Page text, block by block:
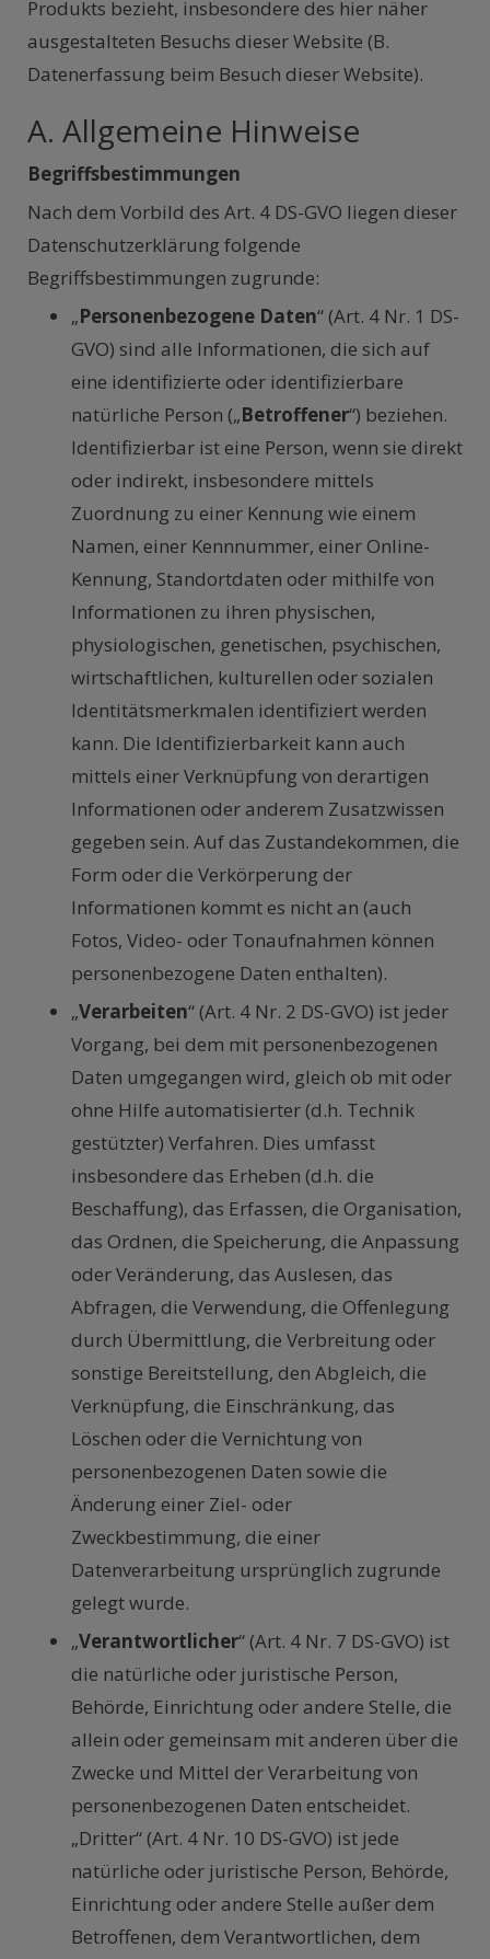
Produkts bezieht, insbesondere des hier näher
ausgestalteten Besuchs dieser Website (B.
Datenerfassung beim Besuch dieser Website).
A. Allgemeine Hinweise
Begriffsbestimmungen
Nach dem Vorbild des Art. 4 DS-GVO liegen dieser
Datenschutzerklärung folgende
Begriffsbestimmungen zugrunde:
„Personenbezogene Daten“ (Art. 4 Nr. 1 DS-
GVO) sind alle Informationen, die sich auf
eine identifizierte oder identifizierbare
natürliche Person („Betroffener“) beziehen.
Identifizierbar ist eine Person, wenn sie direkt
oder indirekt, insbesondere mittels
Zuordnung zu einer Kennung wie einem
Namen, einer Kennnummer, einer Online-
Kennung, Standortdaten oder mithilfe von
Informationen zu ihren physischen,
physiologischen, genetischen, psychischen,
wirtschaftlichen, kulturellen oder sozialen
Identitätsmerkmalen identifiziert werden
kann. Die Identifizierbarkeit kann auch
mittels einer Verknüpfung von derartigen
Informationen oder anderem Zusatzwissen
gegeben sein. Auf das Zustandekommen, die
Form oder die Verkörperung der
Informationen kommt es nicht an (auch
Fotos, Video- oder Tonaufnahmen können
personenbezogene Daten enthalten).
„Verarbeiten“ (Art. 4 Nr. 2 DS-GVO) ist jeder
Vorgang, bei dem mit personenbezogenen
Daten umgegangen wird, gleich ob mit oder
ohne Hilfe automatisierter (d.h. Technik
gestützter) Verfahren. Dies umfasst
insbesondere das Erheben (d.h. die
Beschaffung), das Erfassen, die Organisation,
das Ordnen, die Speicherung, die Anpassung
oder Veränderung, das Auslesen, das
Abfragen, die Verwendung, die Offenlegung
durch Übermittlung, die Verbreitung oder
sonstige Bereitstellung, den Abgleich, die
Verknüpfung, die Einschränkung, das
Löschen oder die Vernichtung von
personenbezogenen Daten sowie die
Änderung einer Ziel- oder
Zweckbestimmung, die einer
Datenverarbeitung ursprünglich zugrunde
gelegt wurde.
„Verantwortlicher“ (Art. 4 Nr. 7 DS-GVO) ist
die natürliche oder juristische Person,
Behörde, Einrichtung oder andere Stelle, die
allein oder gemeinsam mit anderen über die
Zwecke und Mittel der Verarbeitung von
personenbezogenen Daten entscheidet.
„Dritter“ (Art. 4 Nr. 10 DS-GVO) ist jede
natürliche oder juristische Person, Behörde,
Einrichtung oder andere Stelle außer dem
Betroffenen, dem Verantwortlichen, dem